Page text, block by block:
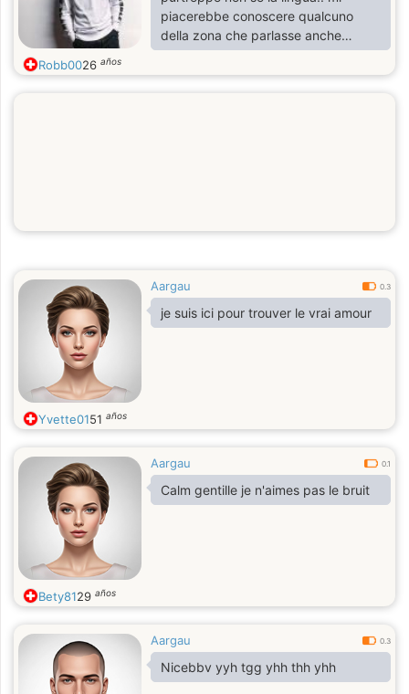
piacerebbe conoscere qualcuno
della zona che parlasse anche
italiano, in modo da potermi aiutare
con la lingua e magari a farmi
Robb0026 años
Aargau 0.3
je suis ici pour trouver le vrai amour
Yvette0151 años
Aargau 0.1
Calm gentille je n'aimes pas le bruit
Bety8129 años
Aargau 0.3
Nicebbv yyh tgg yhh thh yhh